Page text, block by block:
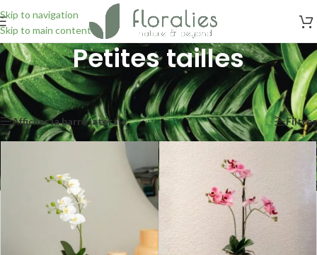
Skip to navigation
Skip to main content
Petites tailles
Accueil/Plantes artificielles/
Petites tailles
Affichage de 1–24 sur 95 résultats
Afficher la barre latérale Filtres